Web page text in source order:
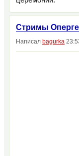
Стримы
Написал bagurka